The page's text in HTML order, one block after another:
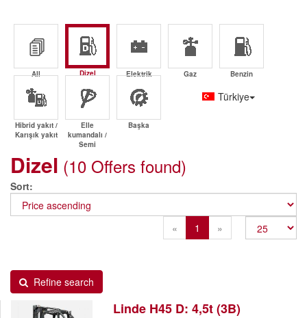
All Dizel Elektrik Gaz Benzin
Hibrid yakıt /
Karışık yakıt
Elle
kumandalı /
Semi
Başka
Türkiye
Dizel (10 Offers found)
Sort
« Previous
1 »
Refine search
Linde H45 D: 4,5t (3B)